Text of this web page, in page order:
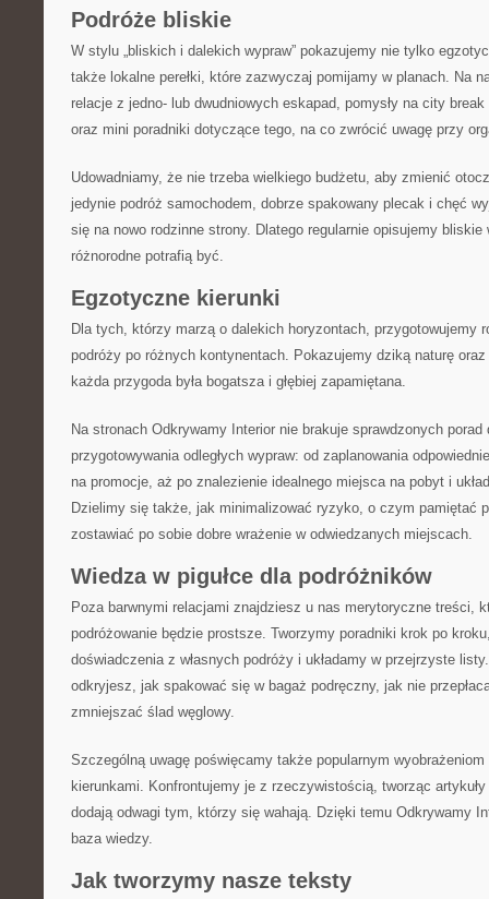
Podróże bliskie
W stylu „bliskich i dalekich wypraw” pokazujemy nie tylko
także lokalne perełki, które zazwyczaj pomijamy w planach. Na
relacje z jedno- lub dwudniowych eskapad, pomysły na city
oraz mini poradniki dotyczące tego, na co zwrócić uwagę przy
Udowadniamy, że nie trzeba wielkiego budżetu, aby zmienić
jedynie podróż samochodem, dobrze spakowany plecak i chęć
się na nowo rodzinne strony. Dlatego regularnie opisujemy
różnorodne potrafią być.
Egzotyczne kierunki
Dla tych, którzy marzą o dalekich horyzontach, przygotowujemy
podróży po różnych kontynentach. Pokazujemy dziką naturę
każda przygoda była bogatsza i głębiej zapamiętana.
Na stronach Odkrywamy Interior nie brakuje sprawdzonych
przygotowywania odległych wypraw: od zaplanowania
na promocje, aż po znalezienie idealnego miejsca na pobyt i
Dzielimy się także, jak minimalizować ryzyko, o czym pamiętać
zostawiać po sobie dobre wrażenie w odwiedzanych miejscach.
Wiedza w pigułce dla podróżników
Poza barwnymi relacjami znajdziesz u nas merytoryczne treści,
podróżowanie będzie prostsze. Tworzymy poradniki krok po
doświadczenia z własnych podróży i układamy w przejrzyste
odkryjesz, jak spakować się w bagaż podręczny, jak nie
zmniejszać ślad węglowy.
Szczególną uwagę poświęcamy także popularnym
kierunkami. Konfrontujemy je z rzeczywistością, tworząc
dodają odwagi tym, którzy się wahają. Dzięki temu Odkrywamy
baza wiedzy.
Jak tworzymy nasze teksty